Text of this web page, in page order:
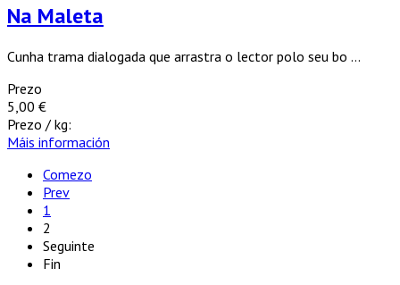
Na Maleta
Cunha trama dialogada que arrastra o lector polo seu bo ...
Prezo
5,00 €
Prezo / kg:
Máis información
Comezo
Prev
1
2
Seguinte
Fin